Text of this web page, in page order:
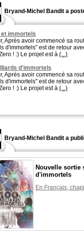
Bryand-Michel Bandit a
et immortels
Après avoir commencé sa
d'immortels" est de retour
! :) Le projet est à (...)
d'immortels
Après avoir commencé sa
d'immortels" est de retour
! :) Le projet est à (...)
Bryand-Michel Bandit a
Nouvelle sortie
d'immortels
En Français,